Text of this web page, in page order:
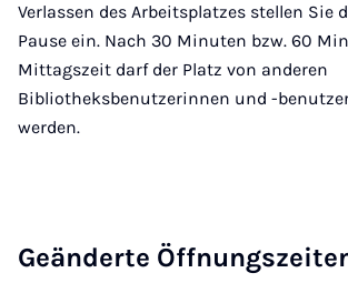
Verlassen des Arbeitsplatzes stellen Sie
Pause ein. Nach 30 Minuten bzw. 60
Mittagszeit darf der Platz von anderen
Bibliotheksbenutzerinnen und -
werden.
Ge­än­der­te